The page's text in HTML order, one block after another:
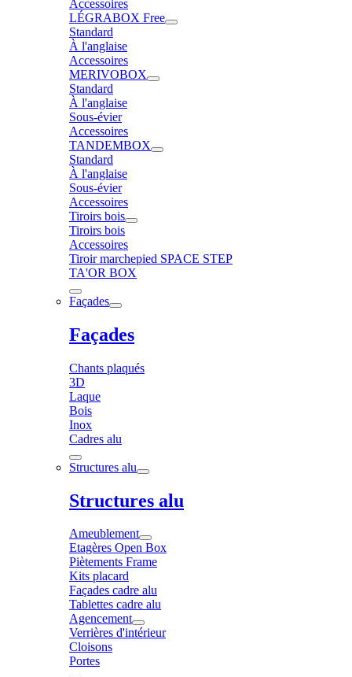
Accessoires
LÉGRABOX Free
Standard
À l'anglaise
Accessoires
MERIVOBOX
Standard
À l'anglaise
Sous-évier
Accessoires
TANDEMBOX
Standard
À l'anglaise
Sous-évier
Accessoires
Tiroirs bois
Tiroirs bois
Accessoires
Tiroir marchepied SPACE STEP
TA'OR BOX
Façades
Façades
Chants plaqués
3D
Laque
Bois
Inox
Cadres alu
Structures alu
Structures alu
Ameublement
Etagères Open Box
Piètements Frame
Kits placard
Façades cadre alu
Tablettes cadre alu
Agencement
Verrières d'intérieur
Cloisons
Portes